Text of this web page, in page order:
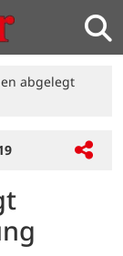
abgelegt